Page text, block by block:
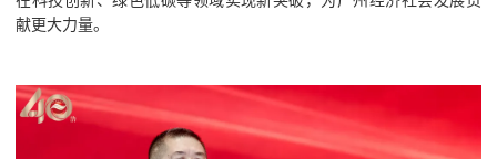
献更大力量。